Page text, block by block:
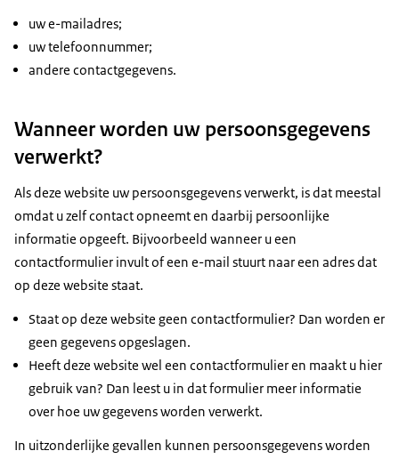
uw e-mailadres;
uw telefoonnummer;
andere contactgegevens.
Wanneer worden uw persoonsgegevens
verwerkt?
Als deze website uw persoonsgegevens verwerkt, is dat meestal
omdat u zelf contact opneemt en daarbij persoonlijke
informatie opgeeft. Bijvoorbeeld wanneer u een
contactformulier invult of een e-mail stuurt naar een adres dat
op deze website staat.
Staat op deze website geen contactformulier? Dan worden er
geen gegevens opgeslagen.
Heeft deze website wel een contactformulier en maakt u hier
gebruik van? Dan leest u in dat formulier meer informatie
over hoe uw gegevens worden verwerkt.
In uitzonderlijke gevallen kunnen persoonsgegevens worden